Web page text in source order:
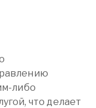
либо
что делает